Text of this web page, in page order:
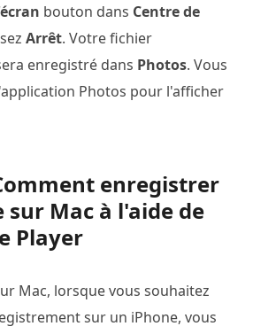
bouton dans Centre de
Arrêt. Votre fichier
enregistré dans Photos. Vous
Photos pour l'afficher
enregistrer
sur Mac à l'aide de
Player
Mac, lorsque vous souhaitez
sur un iPhone, vous